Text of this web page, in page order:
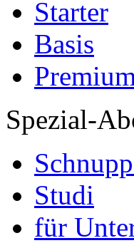
Starter
Basis
Spezial-
Studi
für